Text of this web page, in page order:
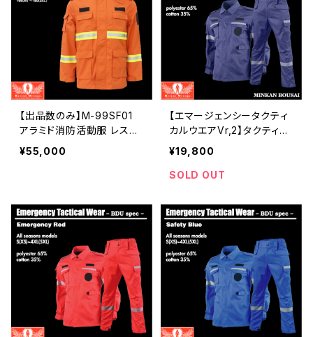
【出品数のみ】M-99SF01
アラミド消防活動服 レスキ
ューオレンジM&Lサイズ 各1
点入荷 | 危機管理ブランド
¥55,000
【エマージェンシータクティ
カルウエアVr,2】タクティカ
ルネイビー活動服 | 危機管
理ブランド民間防災
¥19,800
SOLD OUT